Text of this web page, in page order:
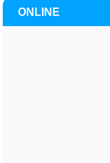
ONLINE